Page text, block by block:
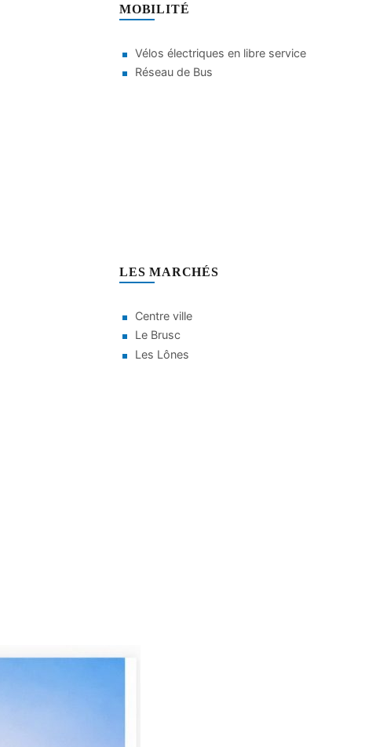
MOBILITÉ
Vélos électriques en libre service
Réseau de Bus
LES MARCHÉS
Centre ville
Le Brusc
Les Lônes